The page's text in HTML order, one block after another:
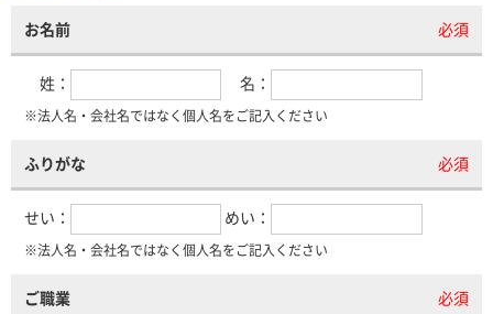
お名前 必須
姓： 名：
※法人名・会社名ではなく個人名をご記入ください
ふりがな 必須
せい： めい：
※法人名・会社名ではなく個人名をご記入ください
ご職業 必須